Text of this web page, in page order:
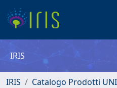
IRIS
IRIS
Catalogo Prodotti